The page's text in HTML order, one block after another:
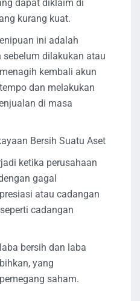
dapat diklaim di
kurang kuat.
ini adalah
dilakukan atau
kembali akun
dan melakukan
di masa
Bersih Suatu Aset
ketika perusahaan
gagal
atau cadangan
cadangan
bersih dan laba
yang
saham.